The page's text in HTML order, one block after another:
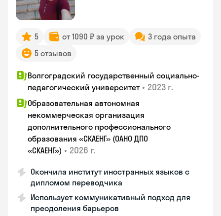
5 от 1090 ₽ за урок
3 года опыта
5 отзывов
Волгоградский государственный социально-
педагогический университет • 2023 г.
Образовательная автономная
некоммерческая организация
дополнительного профессионального
образования «СКАЕНГ» (ОАНО ДПО
«СКАЕНГ») • 2026 г.
Окончила институт иностранных языков с
дипломом переводчика
Использует коммуникативный подход для
преодоления барьеров